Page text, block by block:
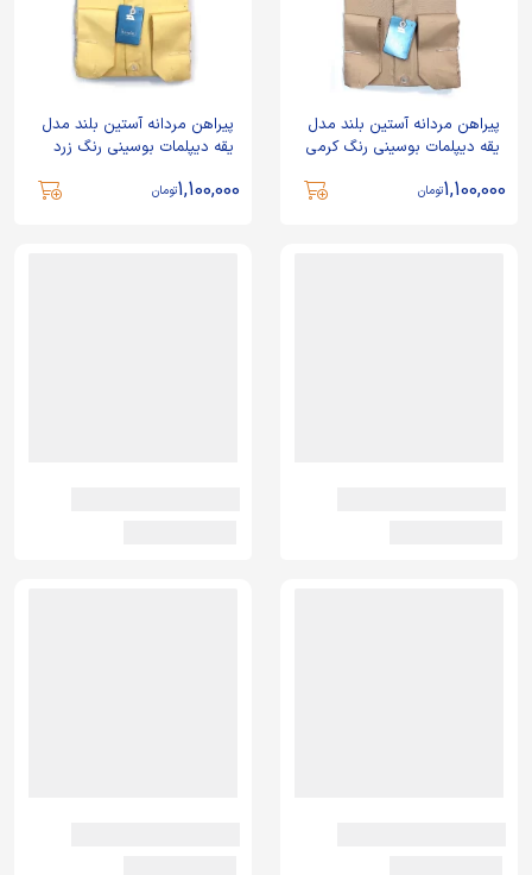
پیراهن مردانه آستین بلند مدل
یقه دیپلمات بوسینی رنگ کرمی
1,100,000تومان
پیراهن مردانه آستین بلند مدل
یقه دیپلمات بوسینی رنگ زرد
1,100,000تومان